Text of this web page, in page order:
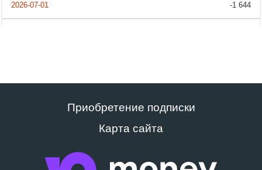
-1 644
Приобретение подписки
Карта сайта